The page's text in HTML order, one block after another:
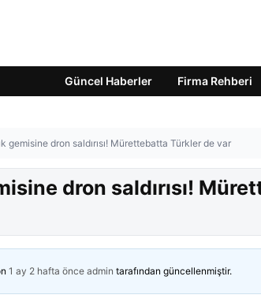
Güncel Haberler Firma Rehberi
gemisine dron saldırısı! Mürettebatta Türkler de var
dron saldırısı!
1 ay 2 hafta önce admin tarafından güncellenmiştir.